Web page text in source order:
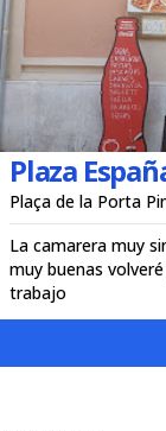
Plaza
Plaça de la Porta
La camarera muy
muy buenas
trabajo